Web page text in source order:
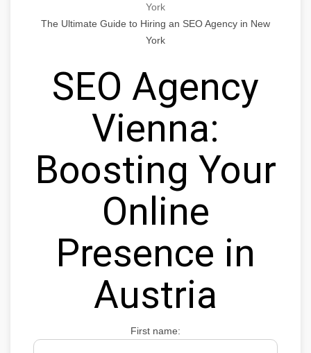
York
The Ultimate Guide to Hiring an SEO Agency in New
York
SEO Agency
Vienna:
Boosting Your
Online
Presence in
Austria
First name: